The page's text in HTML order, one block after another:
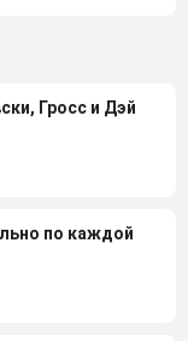
Гросс и Дэй
по каждой